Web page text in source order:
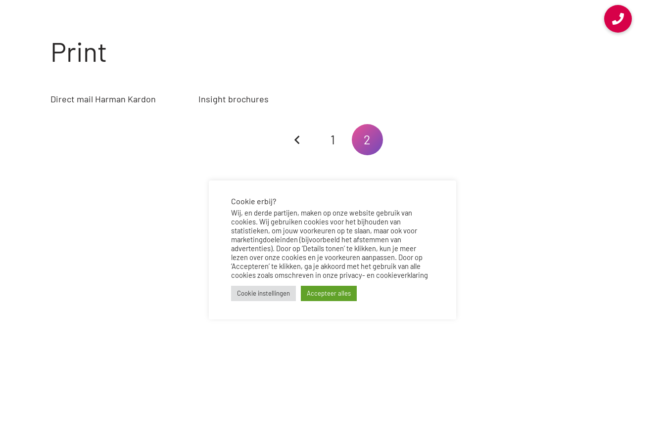
Print
Direct mail Harman Kardon Insight brochures
1 2
Cookie erbij?
Wij, en derde partijen, maken op onze website gebruik van
cookies. Wij gebruiken cookies voor het bijhouden van
statistieken, om jouw voorkeuren op te slaan, maar ook voor
marketingdoeleinden (bijvoorbeeld het afstemmen van
advertenties). Door op ‘Details tonen’ te klikken, kun je meer
lezen over onze cookies en je voorkeuren aanpassen. Door op
‘Accepteren’ te klikken, ga je akkoord met het gebruik van alle
cookies zoals omschreven in onze privacy- en cookieverklaring
Cookie instellingen Accepteer alles